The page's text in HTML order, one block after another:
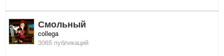
Смольный
collega
3065 публикаций